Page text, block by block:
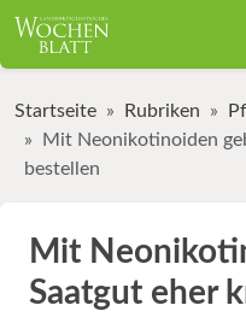
Startseite Rubriken
Mit Neonikotinoiden
bestellen
Mit
Saatgut eher